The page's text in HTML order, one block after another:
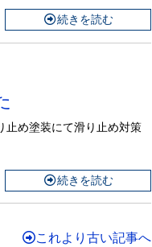
続きを読む
止め塗装にて滑り止め対策
続きを読む
これより古い記事へ